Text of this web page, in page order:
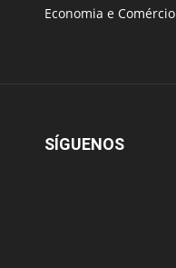
Economia e Comércio
SÍGUENOS